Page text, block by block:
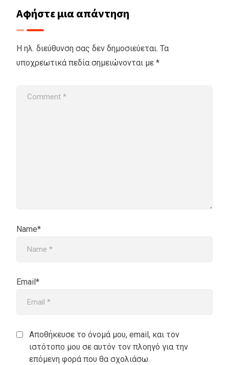
Αφήστε μια απάντηση
Η ηλ. διεύθυνση σας δεν δημοσιεύεται. Τα
υποχρεωτικά πεδία σημειώνονται με *
Name*
Email*
Αποθήκευσε το όνομά μου, email, και τον
ιστότοπο μου σε αυτόν τον πλοηγό για την
επόμενη φορά που θα σχολιάσω.